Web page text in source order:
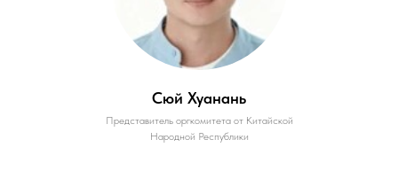
Сюй Хуанань
Представитель оргкомитета от Китайской
Народной Республики